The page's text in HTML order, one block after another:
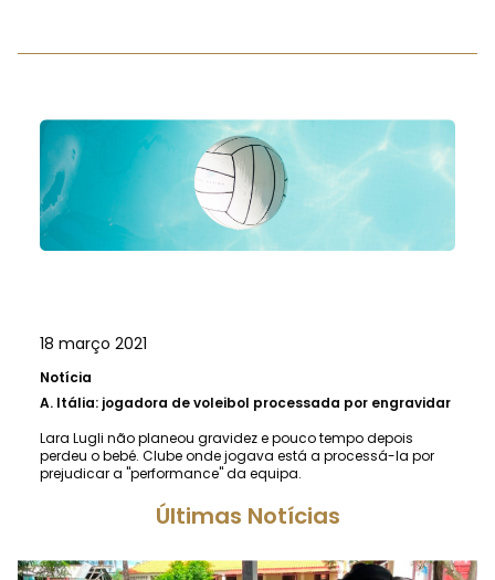
18 março 2021
Notícia
A. Itália: jogadora de voleibol processada por engravidar
Lara Lugli não planeou gravidez e pouco tempo depois
perdeu o bebé. Clube onde jogava está a processá-la por
prejudicar a "performance" da equipa.
Últimas Notícias